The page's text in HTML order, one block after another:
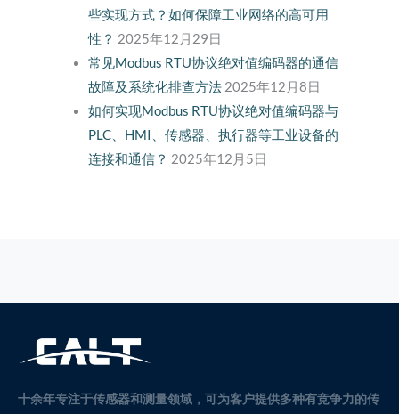
些实现方式？如何保障工业网络的高可用
性？ 2025年12月29日
常见Modbus RTU协议绝对值编码器的通信
故障及系统化排查方法 2025年12月8日
如何实现Modbus RTU协议绝对值编码器与
PLC、HMI、传感器、执行器等工业设备的
连接和通信？ 2025年12月5日
十余年专注于传感器和测量领域，可为客户提供多种有竞争力的传